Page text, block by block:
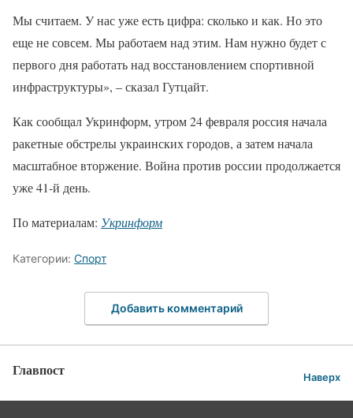
Мы считаем. У нас уже есть цифра: сколько и как. Но это
еще не совсем. Мы работаем над этим. Нам нужно будет с
первого дня работать над восстановлением спортивной
инфраструктуры», – сказал Гутцайт.
Как сообщал Укринформ, утром 24 февраля россия начала
ракетные обстрелы украинских городов, а затем начала
масштабное вторжение. Война против россии продолжается
уже 41-й день.
По материалам: Укринформ
Категории: Спорт
Добавить комментарий
Главпост Наверх